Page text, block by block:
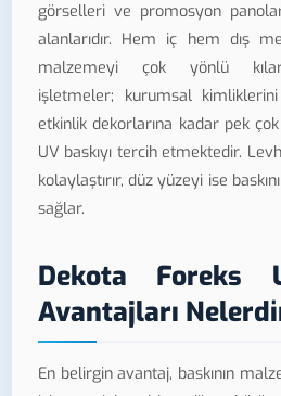
görselleri ve promosyon
alanlarıdır. Hem iç hem dış
malzemeyi çok yönlü kılar.
işletmeler; kurumsal
etkinlik dekorlarına kadar pek
UV baskıyı tercih etmektedir.
kolaylaştırır, düz yüzeyi ise
sağlar.
Dekota Foreks
Avantajları
En belirgin avantaj, baskının